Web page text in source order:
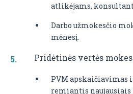
atlikėjams,
Darbo užmokesčio
mėnesį.
Pridėtinės vertės
PVM apskaičiavimas
remiantis naujausiais